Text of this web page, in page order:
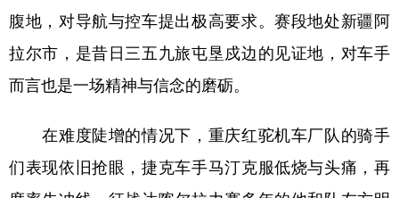
Русский язык 日本語 한국어
Deutsch Português
腹地，对导航与控车提出极高要求。赛段地处新疆阿
拉尔市，是昔日三五九旅屯垦戍边的见证地，对车手
而言也是一场精神与信念的磨砺。
在难度陡增的情况下，重庆红驼机车厂队的骑手
们表现依旧抢眼，捷克车手马汀克服低烧与头痛，再